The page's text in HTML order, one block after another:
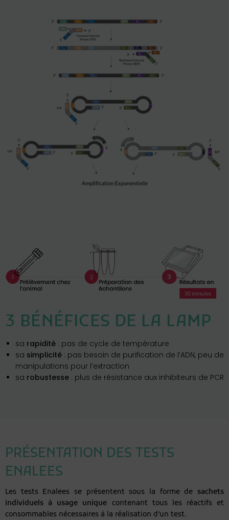
3 BÉNÉFICES DE LA LAMP
sa rapidité : pas de cycle de température
sa simplicité : pas besoin de purification de l’ADN, peu de
manipulations pour l’extraction
sa robustesse : plus de résistance aux inhibiteurs de PCR
PRÉSENTATION DES TESTS
ENALEES
Les tests Enalees se présentent sous la forme de sachets
individuels à usage unique contenant tous les réactifs et
consommables nécessaires à la réalisation d’un test.